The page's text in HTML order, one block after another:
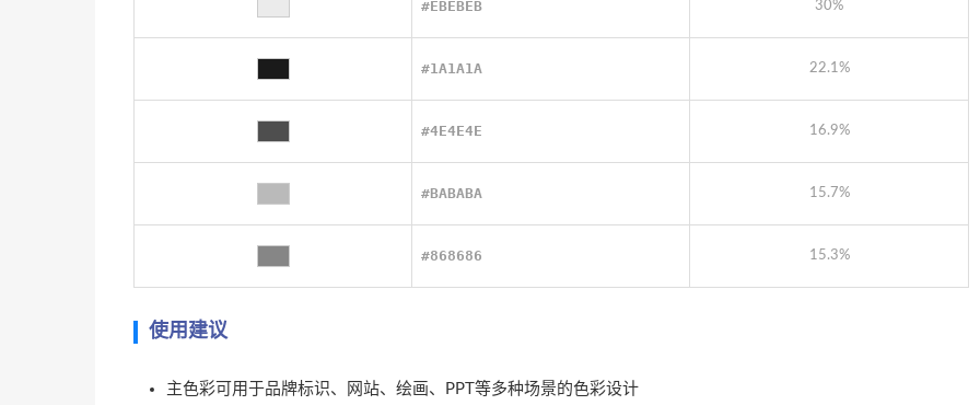
#EBEBEB 30%
#1A1A1A 22.1%
#4E4E4E 16.9%
#BABABA 15.7%
#868686 15.3%
使用建议
主色彩可用于品牌标识、网站、绘画、PPT等多种场景的色彩设计